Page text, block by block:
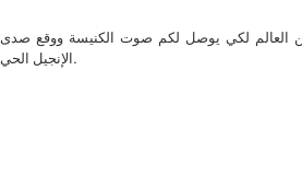
العالم لكي يوصل لكم صوت الكنيسة ووقع صدى
الإنجيل الحي.